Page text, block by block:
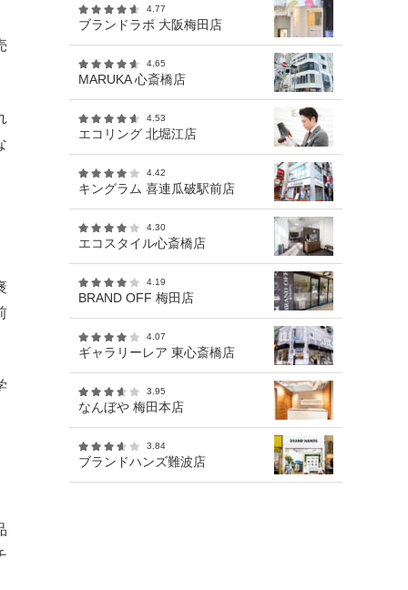
4.77
ブランドラボ 大阪梅田店
4.65
MARUKA 心斎橋店
4.53
エコリング 北堀江店
4.42
キングラム 喜連瓜破駅前店
4.30
エコスタイル心斎橋店
4.19
BRAND OFF 梅田店
4.07
ギャラリーレア 東心斎橋店
3.95
なんぼや 梅田本店
3.84
ブランドハンズ難波店